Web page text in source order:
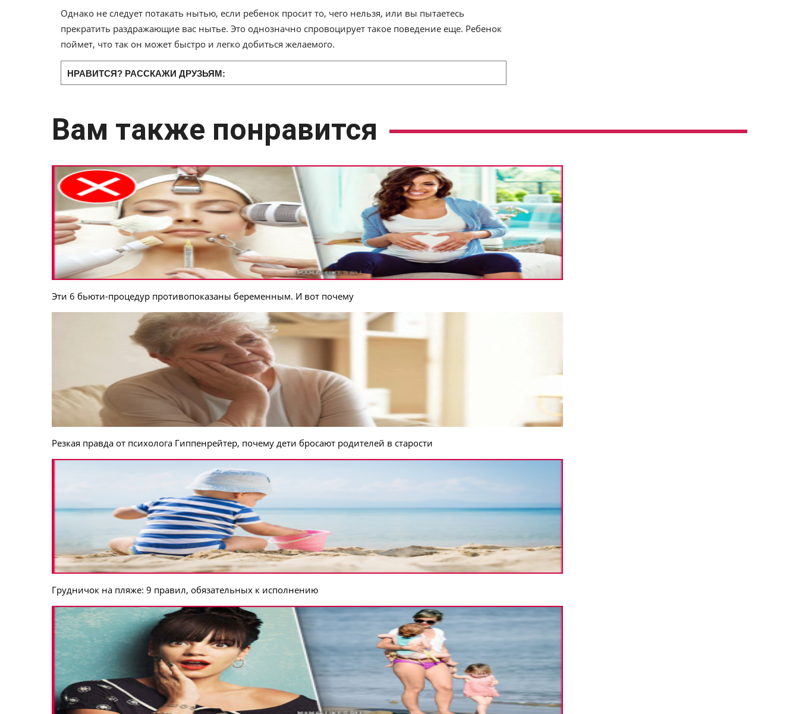
Однако не следует потакать нытью, если ребенок просит то, чего нельзя, или вы пытаетесь
прекратить раздражающие вас нытье. Это однозначно спровоцирует такое поведение еще. Ребенок
поймет, что так он может быстро и легко добиться желаемого.
НРАВИТСЯ? РАССКАЖИ ДРУЗЬЯМ:
Вам также понравится
Эти 6 бьюти-процедур противопоказаны беременным. И вот почему
Резкая правда от психолога Гиппенрейтер, почему дети бросают родителей в старости
Грудничок на пляже: 9 правил, обязательных к исполнению